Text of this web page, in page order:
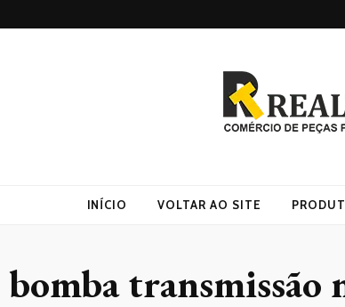
INÍCIO VOLTAR AO SITE
bomba transmissão